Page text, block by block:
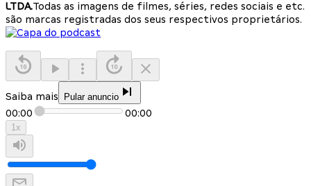
LTDA.Todas as imagens de filmes, séries, redes sociais e etc.
são marcas registradas dos seus respectivos proprietários.
Saiba mais Pular anuncio
00:00 00:00
1x